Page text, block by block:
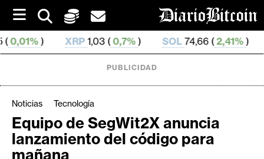
i
p
t
o
1,03 ( 0,7%) SOL74,66 ( 2,41%) TRX0,327
C
r
PUBLICIDAD
Noticias Tecnología
Equipo de SegWit2X anuncia
lanzamiento del código para
mañana